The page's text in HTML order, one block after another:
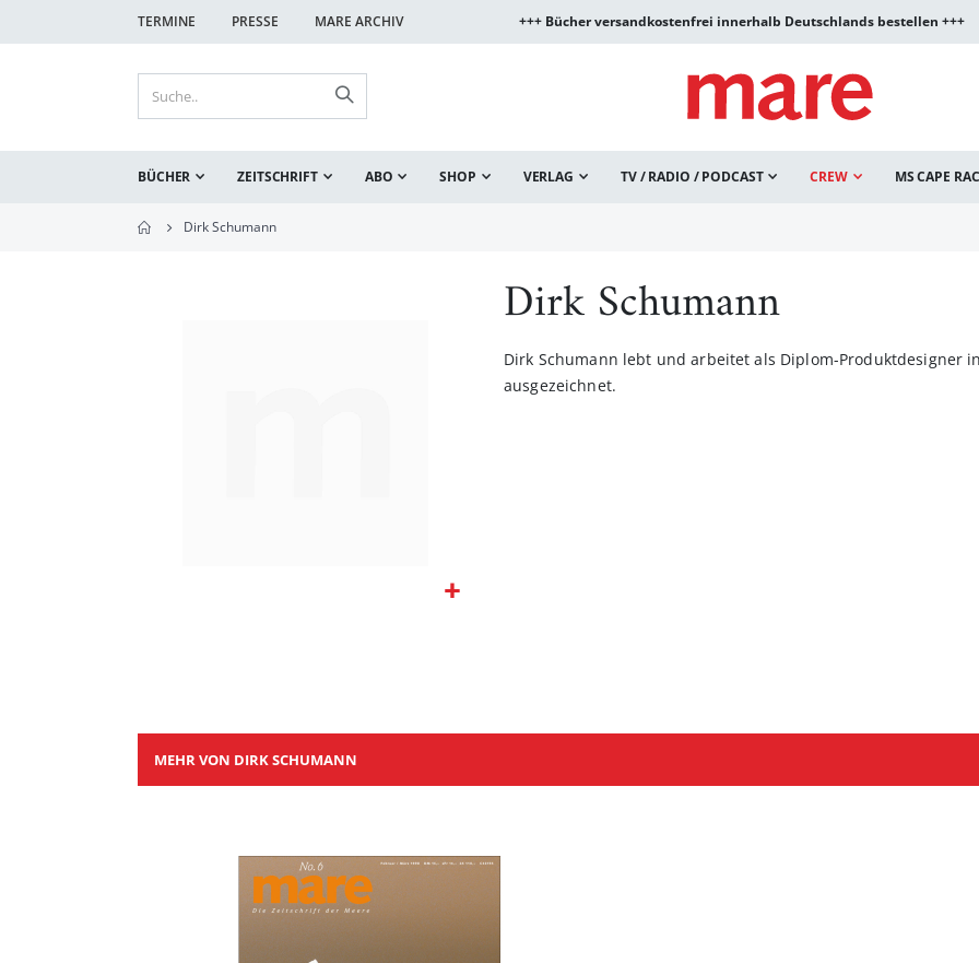
TERMINE PRESSE MARE ARCHIV +++ Bücher versandkostenfrei innerhalb Deutschlands bestellen +++
BÜCHER ZEITSCHRIFT ABO SHOP VERLAG TV / RADIO / PODCAST CREW MS CAPE
Dirk Schumann
Dirk Schumann
Dirk Schumann lebt und arbeitet als Diplom-Produktdesigner
ausgezeichnet.
MEHR VON DIRK SCHUMANN